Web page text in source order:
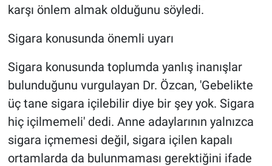
karşı önlem almak olduğunu söyledi.
Sigara konusunda önemli uyarı
Sigara konusunda toplumda yanlış inanışlar
bulunduğunu vurgulayan Dr. Özcan, 'Gebelikte
üç tane sigara içilebilir diye bir şey yok. Sigara
hiç içilmemeli' dedi. Anne adaylarının yalnızca
sigara içmemesi değil, sigara içilen kapalı
ortamlarda da bulunmaması gerektiğini ifade